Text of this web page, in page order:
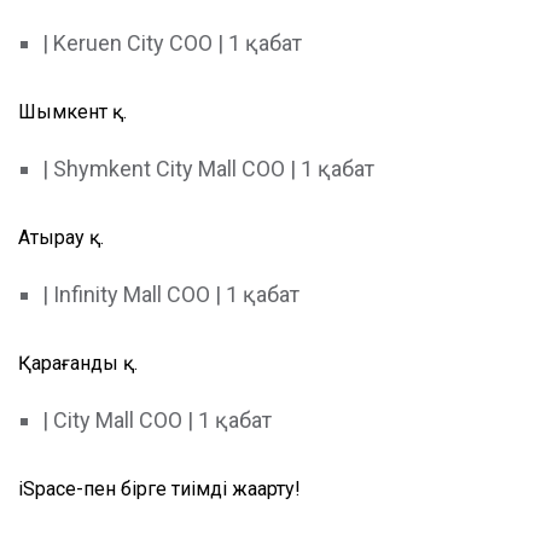
| Keruen City СОО | 1 қабат
Шымкент қ.
| Shymkent City Mall СОО | 1 қабат
Атырау қ.
| Infinity Mall СОО | 1 қабат
Қарағанды қ.
| City Mall СОО | 1 қабат
iSpace-пен бірге тиімді жаңарту!